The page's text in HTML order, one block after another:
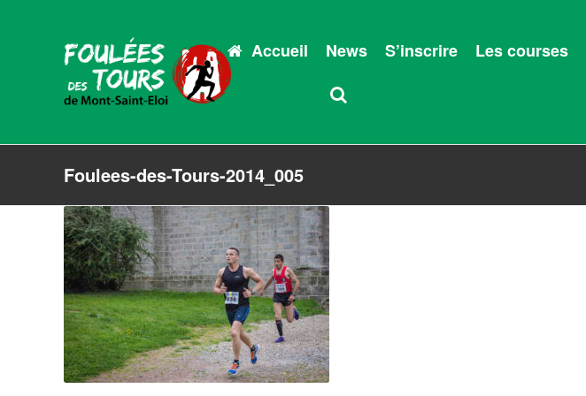
Accueil News S’inscrire Les courses
Foulees-des-Tours-2014_005